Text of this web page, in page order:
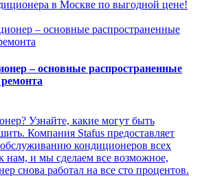
в Москве по выгодной цене!
– основные распространенные
Узнайте, какие могут быть
Компания Stafus предоставляет
кондиционеров всех
нам, и мы сделаем все возможное,
снова работал на все сто процентов.